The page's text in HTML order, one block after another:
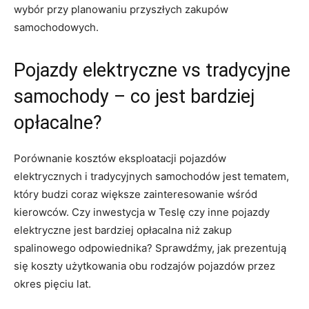
wybór przy ​planowaniu przyszłych⁢ zakupów
samochodowych.
Pojazdy ⁤elektryczne vs tradycyjne
samochody – co jest bardziej
opłacalne?
Porównanie kosztów eksploatacji pojazdów
elektrycznych i tradycyjnych samochodów jest tematem,‍
który budzi⁢ coraz większe ⁢zainteresowanie wśród
kierowców. Czy inwestycja w Teslę czy inne pojazdy
elektryczne⁢ jest bardziej opłacalna niż zakup
spalinowego odpowiednika? Sprawdźmy, jak prezentują
się koszty użytkowania obu rodzajów pojazdów przez
okres⁢ pięciu lat.